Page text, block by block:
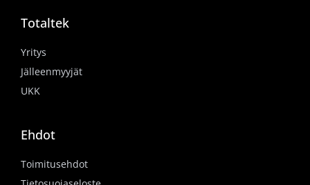
Totaltek
Yritys
Jälleenmyyjät
UKK
Ehdot
Toimitusehdot